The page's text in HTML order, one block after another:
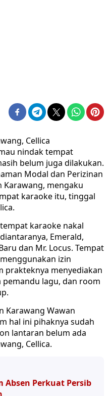
Cellica
nindak tempat
belum juga dilakukan.
Modal dan Perizinan
Karawang, mengaku
karaoke itu, tinggal
karaoke nakal
Emerald,
dan Mr. Locus. Tempat
izin
prakteknya menyediakan
lagu, dan room
Karawang Wawan
hal ini pihaknya sudah
lantaran belum ada
Cellica.
Absen Perkuat Persib